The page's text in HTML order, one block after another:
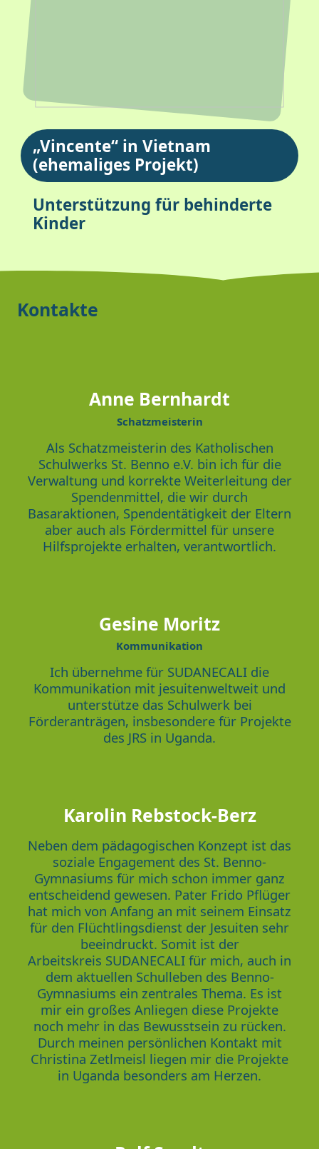
„Vincente“ in Vietnam
(ehemaliges Projekt)
Unterstützung für behinderte
Kinder
Kontakte
Anne Bernhardt
Schatzmeisterin
Als Schatzmeisterin des Katholischen
Schulwerks St. Benno e.V. bin ich für die
Verwaltung und korrekte Weiterleitung der
Spendenmittel, die wir durch
Basaraktionen, Spendentätigkeit der Eltern
aber auch als Fördermittel für unsere
Hilfsprojekte erhalten, verantwortlich.
Gesine Moritz
Kommunikation
Ich übernehme für SUDANECALI die
Kommunikation mit jesuitenweltweit und
unterstütze das Schulwerk bei
Förderanträgen, insbesondere für Projekte
des JRS in Uganda.
Karolin Rebstock-Berz
Neben dem pädagogischen Konzept ist das
soziale Engagement des St. Benno-
Gymnasiums für mich schon immer ganz
entscheidend gewesen. Pater Frido Pflüger
hat mich von Anfang an mit seinem Einsatz
für den Flüchtlingsdienst der Jesuiten sehr
beeindruckt. Somit ist der
Arbeitskreis SUDANECALI für mich, auch in
dem aktuellen Schulleben des Benno-
Gymnasiums ein zentrales Thema. Es ist
mir ein großes Anliegen diese Projekte
noch mehr in das Bewusstsein zu rücken.
Durch meinen persönlichen Kontakt mit
Christina Zetlmeisl liegen mir die Projekte
in Uganda besonders am Herzen.